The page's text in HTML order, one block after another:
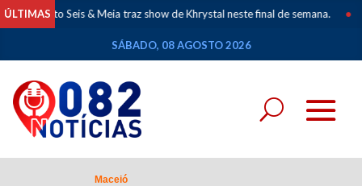
ÚLTIMAS
Seis & Meia traz show de Khrystal neste final de semana. •
SÁBADO, 08 AGOSTO 2026
Maceió